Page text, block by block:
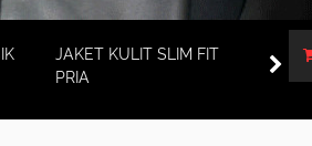
JAKET KULIT SLIM FIT
PRIA